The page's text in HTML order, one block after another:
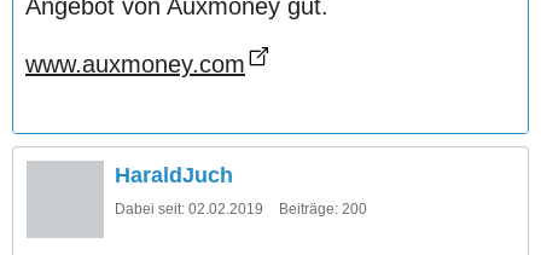
Angebot von Auxmoney gut.
www.auxmoney.com
HaraldJuch
Dabei seit: 02.02.2019 Beiträge: 200